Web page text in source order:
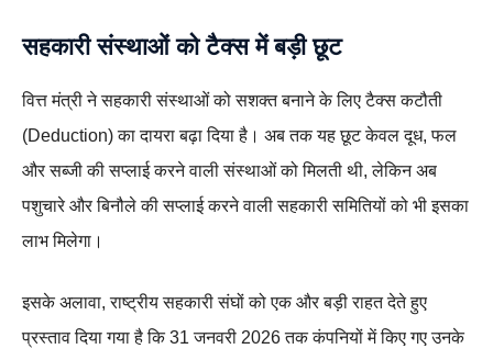
सहकारी संस्थाओं को टैक्स में बड़ी छूट
वित्त मंत्री ने सहकारी संस्थाओं को सशक्त बनाने के लिए टैक्स कटौती
(Deduction) का दायरा बढ़ा दिया है। अब तक यह छूट केवल दूध, फल
और सब्जी की सप्लाई करने वाली संस्थाओं को मिलती थी, लेकिन अब
पशुचारे और बिनौले की सप्लाई करने वाली सहकारी समितियों को भी इसका
लाभ मिलेगा।
इसके अलावा, राष्ट्रीय सहकारी संघों को एक और बड़ी राहत देते हुए
प्रस्ताव दिया गया है कि 31 जनवरी 2026 तक कंपनियों में किए गए उनके